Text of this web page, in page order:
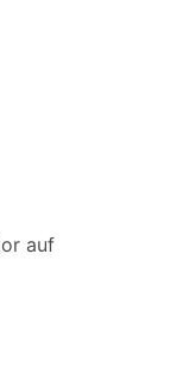
auf